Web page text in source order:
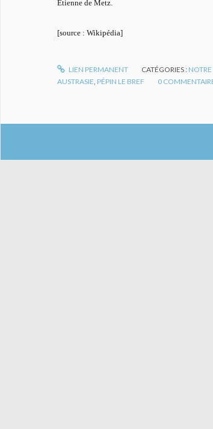
Etienne de Metz.
[source : Wikipédia]
LIEN PERMANENT CATÉGORIES : NOTRE
AUSTRASIE PÉPIN LE BREF 0